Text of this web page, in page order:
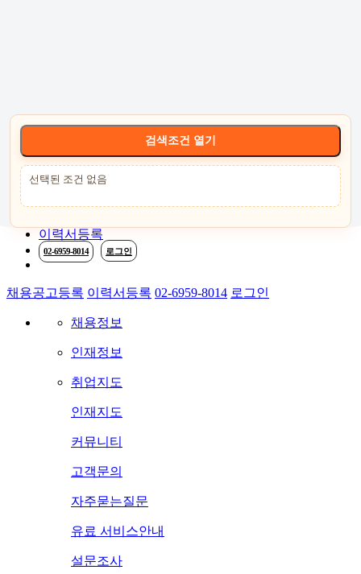
이력서등록
02-6959-8014 로그인
채용공고등록 이력서등록 02-6959-8014 로그인
채용정보
인재정보
취업지도
인재지도
커뮤니티
고객문의
자주묻는질문
유료 서비스안내
설문조사
검색조건 열기
선택된 조건 없음